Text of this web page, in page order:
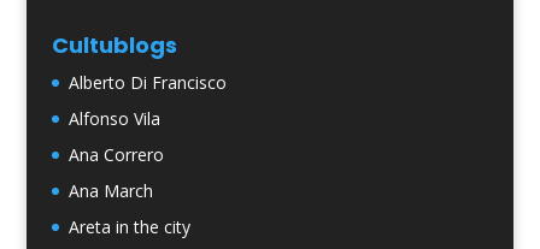
Cultublogs
Alberto Di Francisco
Alfonso Vila
Ana Correro
Ana March
Areta in the city